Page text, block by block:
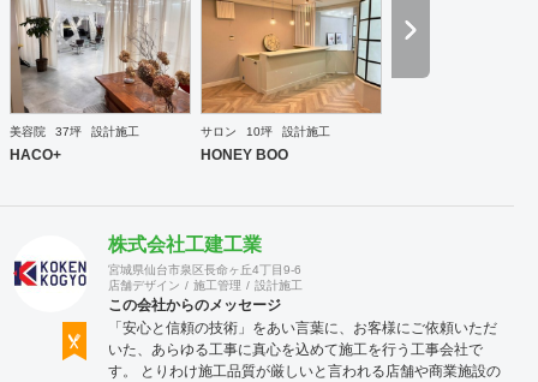
多様な請負形態が可能です。工場では金属を中心にさまざま
な素材を用いた制作が可能で、例えば通常デザイン性とは無
縁な特定防火設備（鉄扉）などにも高いデザイン性を施すこ
とも可能です。 GRIDFRAME とりかえのきかない空間
https://gridframe.co.jp/ Synes(シネス) 霧のようなやわらか
込む空間 https://sotochiku.com/
美容院 37坪 設計施工
HACO+
サロン 10坪 設計施工
HONEY BOO
株式会社工建工業
宮城県仙台市泉区長命ヶ丘4丁目9-6
店舗デザイン
施工管理 設計施工
この会社からのメッセージ
「安心と信頼の技術」をあい言葉に、お客様にご依頼いただ
いた、あらゆる工事に真心を込めて施工を行う工事会社で
す。 とりわけ施工品質が厳しいと言われる店舗や商業施設の